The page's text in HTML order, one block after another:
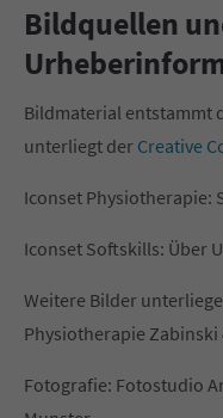
Bildquellen
Bildmaterial entstammt
unterliegt der Creative
Iconset Physiotherapie:
Iconset Softskills: Über
Weitere Bilder
Physiotherapie Zabinski
Fotografie: Fotostudio